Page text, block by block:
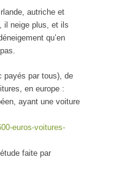
autriche et
il neige plus, et ils
qu’en
payés par tous), de
en europe :
ayant une voiture
euros-voitures-
faite par